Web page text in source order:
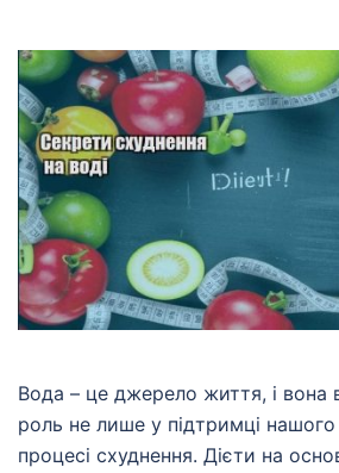
Вода – це джерело життя, і вона
роль не лише у підтримці нашого
процесі схуднення. Дієти на